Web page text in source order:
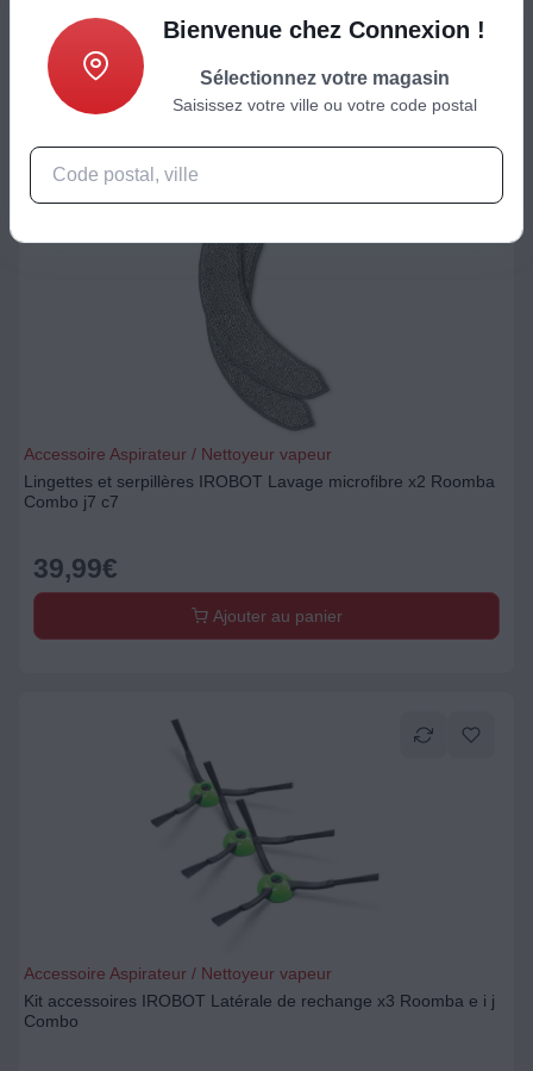
37,99€
Ajouter au panier
Accessoire Aspirateur / Nettoyeur vapeur
Lingettes et serpillères IROBOT Lavage microfibre x2 Roomba
Combo j7 c7
39,99€
Ajouter au panier
Accessoire Aspirateur / Nettoyeur vapeur
Kit accessoires IROBOT Latérale de rechange x3 Roomba e i j
Combo
Bienvenue chez Connexion !
Sélectionnez votre magasin
Saisissez votre ville ou votre code postal